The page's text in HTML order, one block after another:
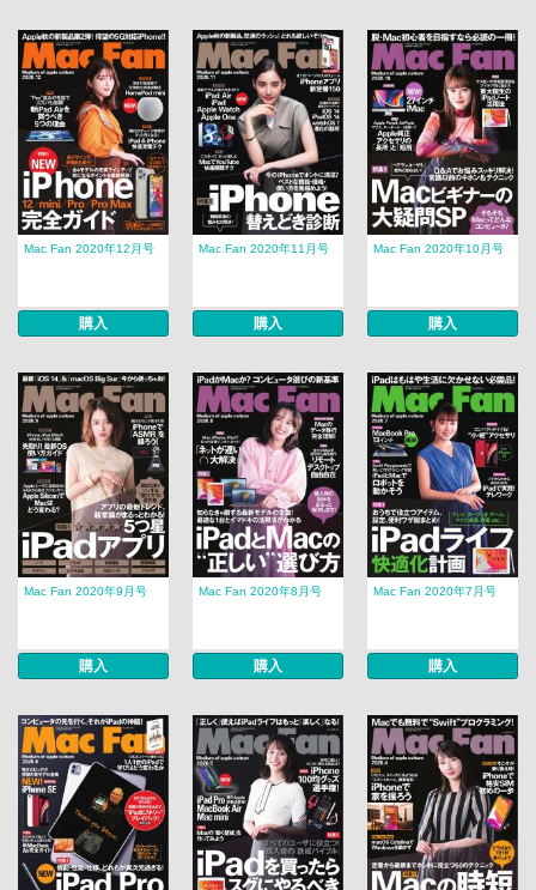
Mac Fan 2020年12月号
購入
Mac Fan 2020年11月号
購入
Mac Fan 2020年10月号
購入
Mac Fan 2020年9月号
購入
Mac Fan 2020年8月号
購入
Mac Fan 2020年7月号
購入